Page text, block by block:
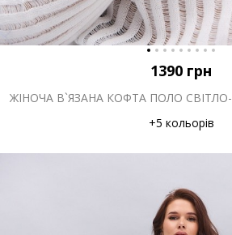
1390 грн
+5 кольорів